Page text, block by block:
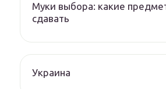
Муки выбора: какие
сдавать
Украина